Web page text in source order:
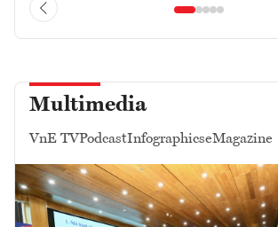
Multimedia
VnE TVPodcastInfographicseMagazine